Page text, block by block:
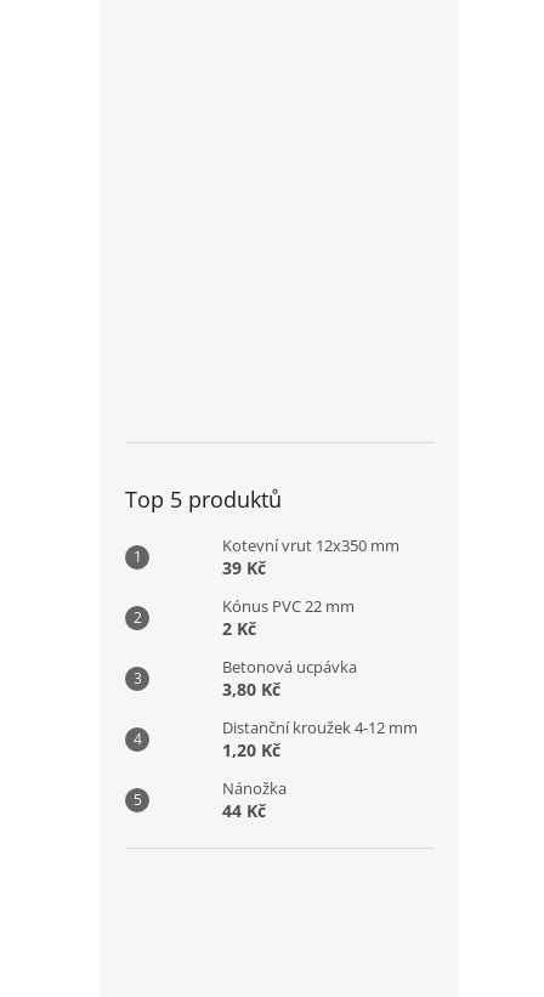
Top 5 produktů
Kotevní vrut 12x350 mm
39 Kč
Kónus PVC 22 mm
2 Kč
Betonová ucpávka
3,80 Kč
Distanční kroužek 4-12 mm
1,20 Kč
Nánožka
44 Kč